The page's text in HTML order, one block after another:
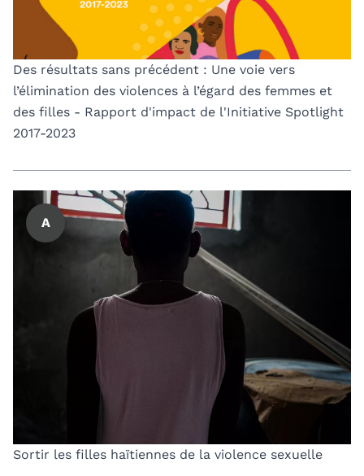
Des résultats sans précédent : Une voie vers
l’élimination des violences à l’égard des femmes et
des filles - Rapport d'impact de l'Initiative Spotlight
2017-2023
A
Sortir les filles haïtiennes de la violence sexuelle